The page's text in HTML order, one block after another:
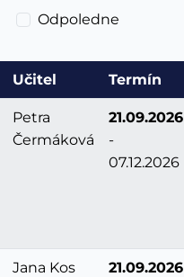
Odpoledne
Učitel Termín
Petra
Čermáková
21.09.2026
-
07.12.2026
Jana Kos
21.09.2026